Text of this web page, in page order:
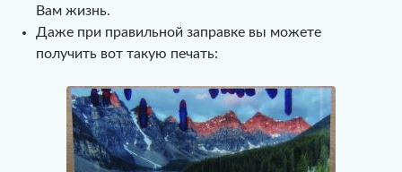
Вам жизнь.
Даже при правильной заправке вы можете
получить вот такую печать: